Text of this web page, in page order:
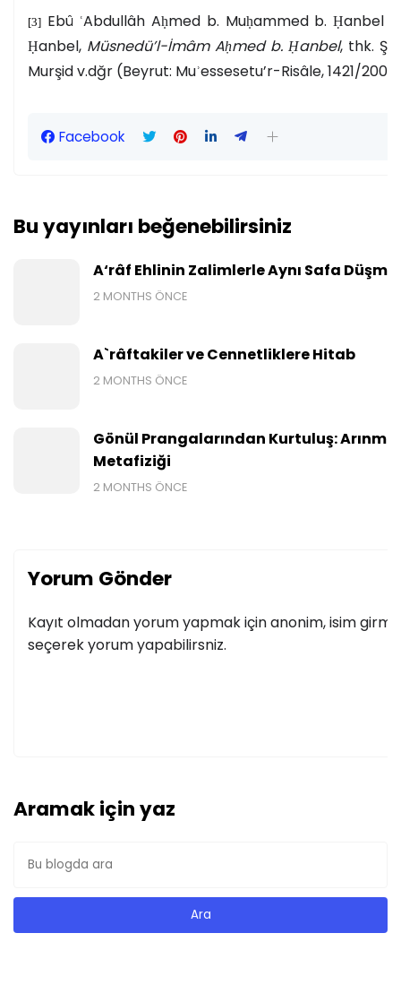
[3] Ebû ʿAbdullâh Aḥmed b. Muḥammed b. Ḥanbel
Ḥanbel, Müsnedü’l-İmâm Aḥmed b. Ḥanbel, thk.
Murşid v.dğr (Beyrut: Muʾessesetu’r-Risâle, 1421/
Facebook
Bu yayınları beğenebilirsiniz
A‘râf Ehlinin Zalimlerle Aynı Safa
2 MONTHS ÖNCE
A`râftakiler ve Cennetliklere Hitab
2 MONTHS ÖNCE
Gönül Prangalarından Kurtuluş:
Metafiziği
2 MONTHS ÖNCE
Yorum Gönder
Kayıt olmadan yorum yapmak için anonim, isim
seçerek yorum yapabilirsniz.
Aramak için yaz